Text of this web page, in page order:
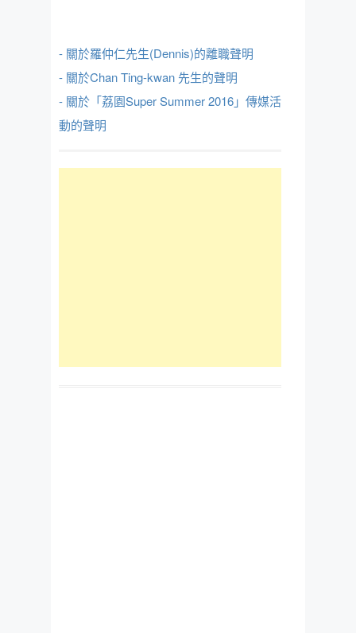
- 關於羅仲仁先生(Dennis)的離職聲明
- 關於Chan Ting-kwan 先生的聲明
- 關於「荔園Super Summer 2016」傳媒活
動的聲明